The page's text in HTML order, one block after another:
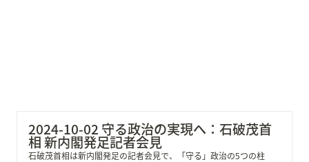
2024-10-02 守る政治の実現へ：石破茂首
相 新内閣発足記者会見
石破茂首相は新内閣発足の記者会見で、「守る」政治の5つの柱